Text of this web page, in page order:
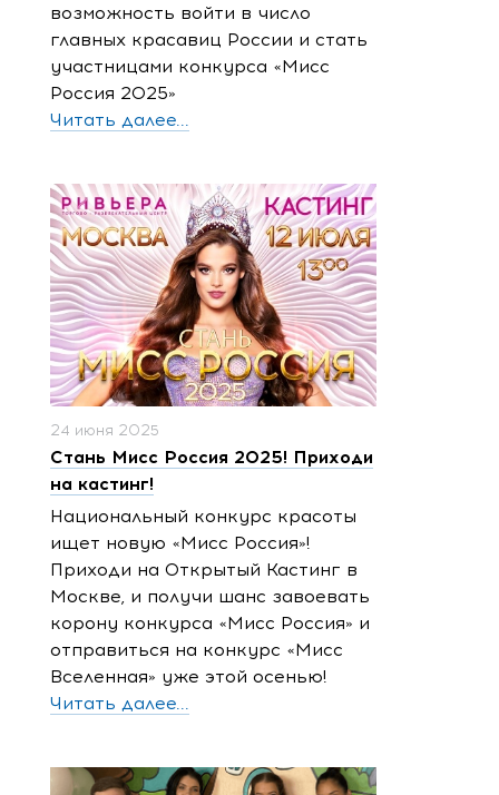
возможность войти в число
главных красавиц России и стать
участницами конкурса «Мисс
Россия 2025»
Читать далее...
24 июня 2025
Стань Мисс Россия 2025! Приходи
на кастинг!
Национальный конкурс красоты
ищет новую «Мисс Россия»!
Приходи на Открытый Кастинг в
Москве, и получи шанс завоевать
корону конкурса «Мисс Россия» и
отправиться на конкурс «Мисс
Вселенная» уже этой осенью!
Читать далее...